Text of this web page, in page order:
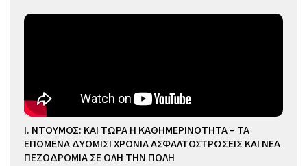
Ι. ΝΤΟΥΜΟΣ: ΚΑΙ ΤΩΡΑ Η ΚΑΘΗΜΕΡΙΝΟΤΗΤΑ – ΤΑ
ΕΠΟΜΕΝΑ ΔΥΟΜΙΣΙ ΧΡΟΝΙΑ ΑΣΦΑΛΤΟΣΤΡΩΣΕΙΣ ΚΑΙ ΝΕΑ
ΠΕΖΟΔΡΟΜΙΑ ΣΕ ΟΛΗ ΤΗΝ ΠΟΛΗ